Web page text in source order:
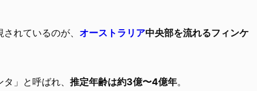
れているのが、 オーストラリア中央部を流れるフィンケ
」と呼ばれ、 推定年齢は約3億〜4億年。